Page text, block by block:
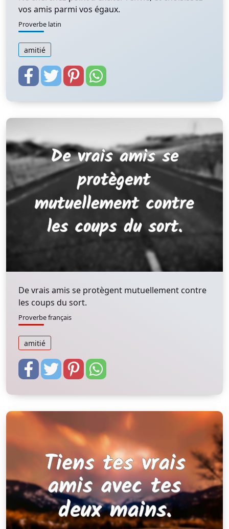
vos amis parmi vos égaux.
Proverbe latin
amitié
De vrais amis se protègent mutuellement contre
les coups du sort.
Proverbe français
amitié